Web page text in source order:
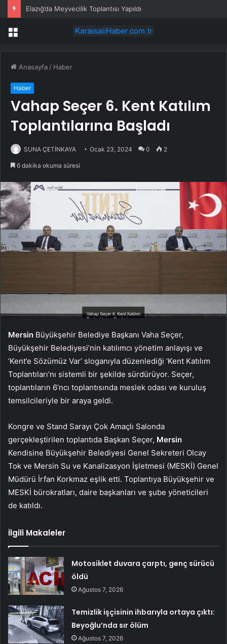
Ünlü Türk maden suyu markası raflardan toplatılıyor
Menü
Anasayfa / Haber
Haber
Vahap Seçer 6. Kent Katılım
Toplantılarına Başladı
SUNA ÇETİNKAYA Ocak 23, 2024 0 2
6 dakika okuma süresi
Mersin Büyükşehir Belediye Başkanı Vaha Seçer,
Büyükşehir Belediyesi’nin katılımcı yönetim anlayışı ve
‘Kent’e Sözümüz Var’ sloganıyla düzenlediği ‘Kent Katılım
Toplantıları’nı sistemli bir şekilde sürdürüyor. Seçer,
toplantıların 6’ncı toplantısında meslek odası ve kuruluş
temsilcileriyle bir araya geldi.
Kongre ve Stand Sarayı Çok Amaçlı Salonda
gerçekleştirilen toplantıda Başkan Seçer, Mersin
Kendisine Büyükşehir Belediyesi Genel Sekreteri Olcay
Tok ve Mersin Su ve Kanalizasyon İşletmesi (MESKİ) Genel
Müdürü İrfan Korkmaz eşlik etti. Toplantıya Büyükşehir ve
MESKİ bürokratları, daire başkanları ve şube yöneticileri
de katıldı.
İlgili Makaleler
Motosiklet duvara çarptı, genç sürücü
öldü
Ağustos 7, 2026
Temizlik işçisinin ihbarıyla ortaya çıktı:
Beyoğlu’nda sır ölüm
Ağustos 7, 2026